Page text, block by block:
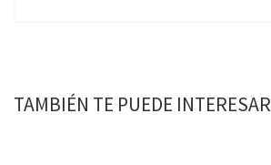
TAMBIÉN TE PUEDE INTERESAR